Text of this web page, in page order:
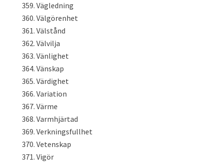
Vägledning
Välgörenhet
Välstånd
Välvilja
Vänlighet
Vänskap
Värdighet
Variation
Värme
Varmhjärtad
Verkningsfullhet
Vetenskap
Vigör